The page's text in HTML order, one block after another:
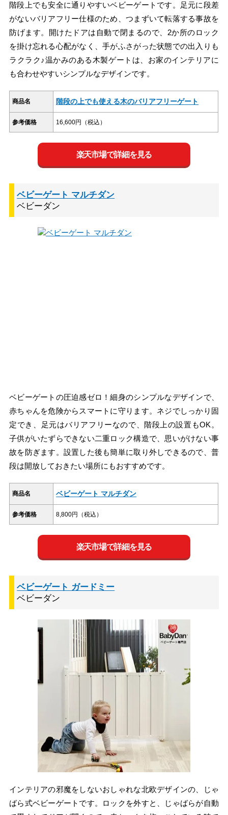
階段上でも安全に通りやすいベビーゲートです。足元に段差
がないバリアフリー仕様のため、つまずいて転落する事故を
防げます。開けたドアは自動で閉まるので、2か所のロック
を掛け忘れる心配がなく、手がふさがった状態での出入りも
ラクラク♪温かみのある木製ゲートは、お家のインテリアに
も合わせやすいシンプルなデザインです。
商品名 階段の上でも使える木のバリアフリーゲート
参考価格 16,600円（税込）
楽天市場で詳細を見る
ベビーゲート マルチダン
ベビーダン
ベビーゲートの圧迫感ゼロ！細身のシンプルなデザインで、
赤ちゃんを危険からスマートに守ります。ネジでしっかり固
定でき、足元はバリアフリーなので、階段上の設置もOK。
子供がいたずらできない二重ロック構造で、思いがけない事
故を防ぎます。設置した後も簡単に取り外しできるので、普
段は開放しておきたい場所にもおすすめです。
商品名 ベビーゲート マルチダン
参考価格 8,800円（税込）
楽天市場で詳細を見る
ベビーゲート ガードミー
ベビーダン
インテリアの邪魔をしないおしゃれな北欧デザインの、じゃ
ばら式ベビーゲートです。ロックを外すと、じゃばらが自動